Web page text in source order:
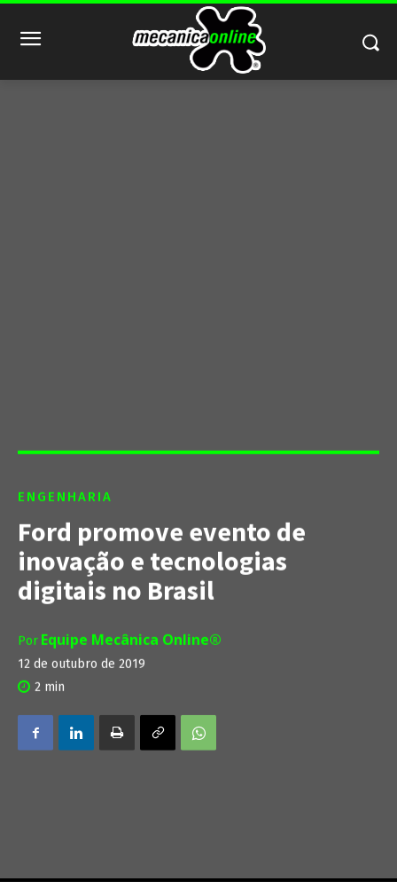
ENGENHARIA
Ford promove evento de
inovação e tecnologias
digitais no Brasil
Por Equipe Mecânica Online®
12 de outubro de 2019
2 min